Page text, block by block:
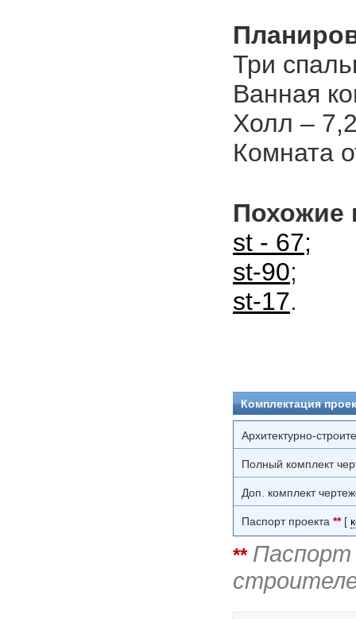
Три
Ванная
Холл –
Комната
Похожие
st - 67;
st-90;
st-17.
Комплектация
Архитектурно-
Полный комплект
Доп. комплект
Паспорт проекта **[
** Паспорт